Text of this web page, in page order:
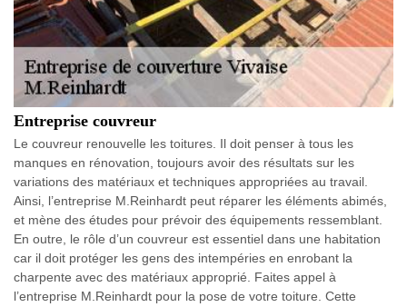
Entreprise couvreur
Le couvreur renouvelle les toitures. Il doit penser à tous les
manques en rénovation, toujours avoir des résultats sur les
variations des matériaux et techniques appropriées au travail.
Ainsi, l’entreprise M.Reinhardt peut réparer les éléments abimés,
et mène des études pour prévoir des équipements ressemblant.
En outre, le rôle d’un couvreur est essentiel dans une habitation
car il doit protéger les gens des intempéries en enrobant la
charpente avec des matériaux approprié. Faites appel à
l’entreprise M.Reinhardt pour la pose de votre toiture. Cette